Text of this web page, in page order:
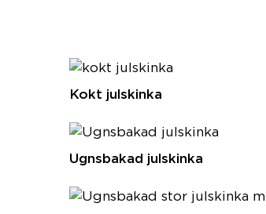
Kokt julskinka
Ugnsbakad julskinka